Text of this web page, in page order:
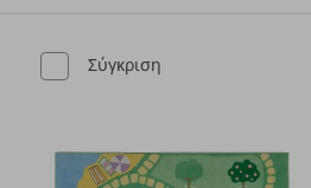
Σύγκριση